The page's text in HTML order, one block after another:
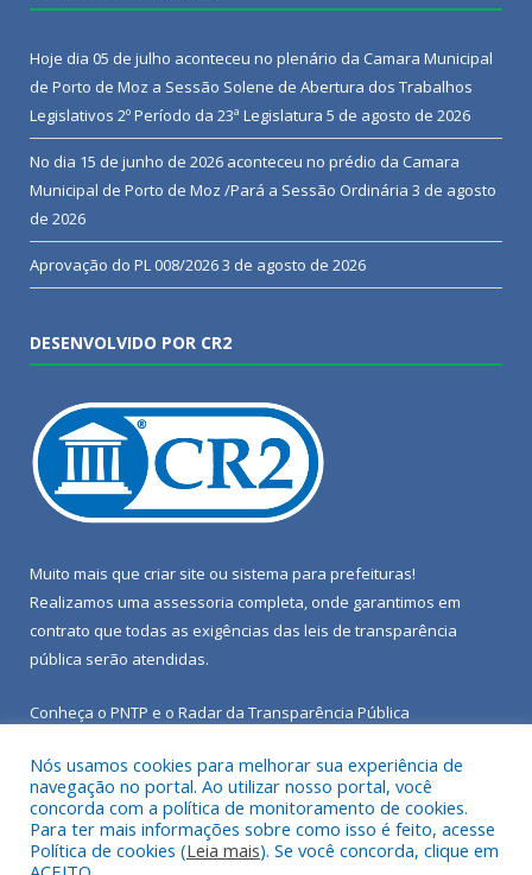
Hoje dia 05 de julho aconteceu no plenário da Camara Municipal
de Porto de Moz a Sessão Solene de Abertura dos Trabalhos
Legislativos 2º Período da 23ª Legislatura 5 de agosto de 2026
No dia 15 de junho de 2026 aconteceu no prédio da Camara
Municipal de Porto de Moz /Pará a Sessão Ordinária 3 de agosto
de 2026
Aprovação do PL 008/20263 de agosto de 2026
DESENVOLVIDO POR CR2
Muito mais que criar site ou sistema para prefeituras!
Realizamos uma assessoria completa, onde garantimos em
contrato que todas as exigências das leis de transparência
pública serão atendidas.
Conheça o PNTP e o Radar da Transparência Pública
Todos os direitos reservados a Câmara Municipal de Porto de
Moz.
Nós usamos cookies para melhorar sua experiência de
navegação no portal. Ao utilizar nosso portal, você
concorda com a política de monitoramento de cookies.
Para ter mais informações sobre como isso é feito, acesse
Política de cookies (Leia mais). Se você concorda, clique em